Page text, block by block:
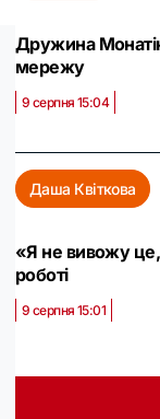
Дружина
мережу
9 серпня 15:04
Даша Квіткова
«Я не вивожу це,
роботі
9 серпня 15:01